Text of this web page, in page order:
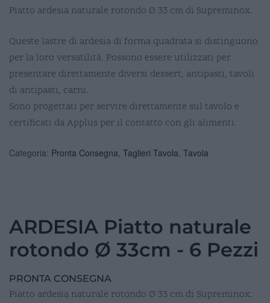
Piatto ardesia naturale rotondo Ø 33 cm di Supreminox.
Queste lastre di ardesia di forma quadrata si distinguono
per la loro versatilità. Possono essere utilizzati per
presentare direttamente diversi dessert, antipasti, tavoli
di antipasti, carni.
Sono progettati per servire direttamente sul tavolo e
certificati da Applus per il contatto con gli alimenti.
Categoria: Pronta Consegna Taglieri Tavola Tavola
ARDESIA Piatto naturale
rotondo Ø 33cm - 6 Pezzi
PRONTA CONSEGNA
Piatto ardesia naturale rotondo Ø 33 cm di Supreminox.